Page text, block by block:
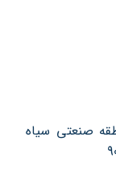
صنعتی سیاه